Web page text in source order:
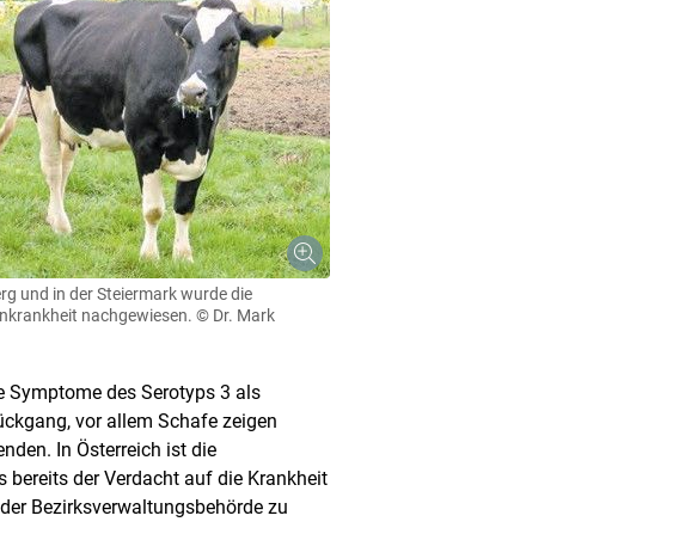
und in der Steiermark wurde die
nachgewiesen. © Dr. Mark
Symptome des Serotyps 3 als
vor allem Schafe zeigen
In Österreich ist die
der Verdacht auf die Krankheit
Bezirksverwaltungsbehörde zu